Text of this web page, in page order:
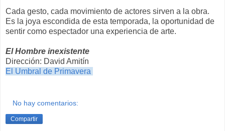
Cada gesto, cada movimiento de actores sirven a la obra.
Es la joya escondida de esta temporada, la oportunidad de
sentir como espectador una experiencia de arte.
El Hombre inexistente
Dirección: David Amitín
El Umbral de Primavera
No hay comentarios:
Compartir